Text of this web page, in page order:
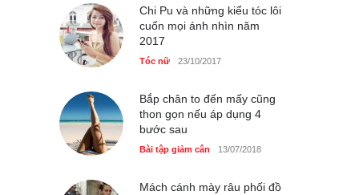
Chiếc áo dài cưới của Hoa
Chi Pu và những kiểu tóc lôi
cuốn mọi ánh nhìn năm
2017
Tóc nữ 23/10/2017
Bắp chân to đến mấy cũng
thon gọn nếu áp dụng 4
bước sau
Bài tập giảm cân 13/07/2018
Mách cánh mày râu phối đồ